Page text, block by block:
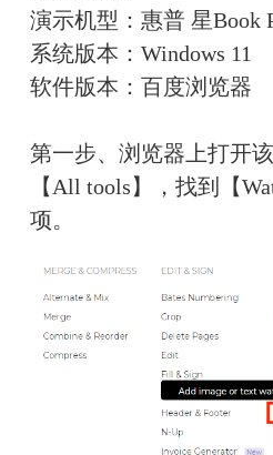
演示机型：惠普 星Book
系统版本：Windows 11
软件版本：百度浏览器
第一步、浏览器上打开
【All tools】，找到【
项。